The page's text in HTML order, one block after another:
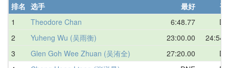
排名 选手 最好
平
1
Theodore Chan 6:48.77
2
Yuheng Wu (吴雨衡) 23:00.00
3
Glen Goh Wee Zhuan (吴洧全) 27:20.00